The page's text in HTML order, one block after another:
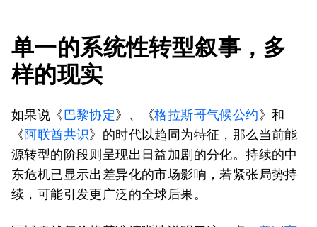
单一的系统性转型叙事，多
样的现实
如果说《巴黎协定》、《格拉斯哥气候公约》和
《阿联酋共识》的时代以趋同为特征，那么当前能
源转型的阶段则呈现出日益加剧的分化。持续的中
东危机已显示出差异化的市场影响，若紧张局势持
续，可能引发更广泛的全球后果。